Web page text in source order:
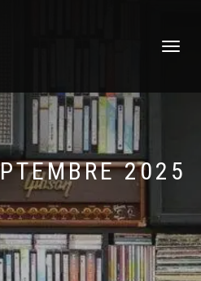
DÉPLIER
2025